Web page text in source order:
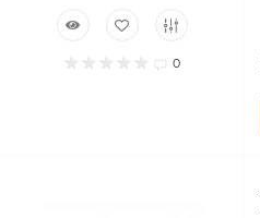
0